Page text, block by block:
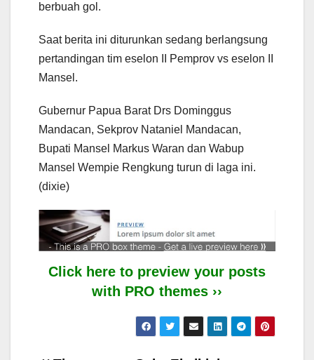
berbuah gol.
Saat berita ini diturunkan sedang berlangsung
pertandingan tim eselon II Pemprov vs eselon II
Mansel.
Gubernur Papua Barat Drs Dominggus
Mandacan, Sekprov Nataniel Mandacan,
Bupati Mansel Markus Waran dan Wabup
Mansel Wempie Rengkung turun di laga ini.
(dixie)
Click here to preview your posts
with PRO themes ››